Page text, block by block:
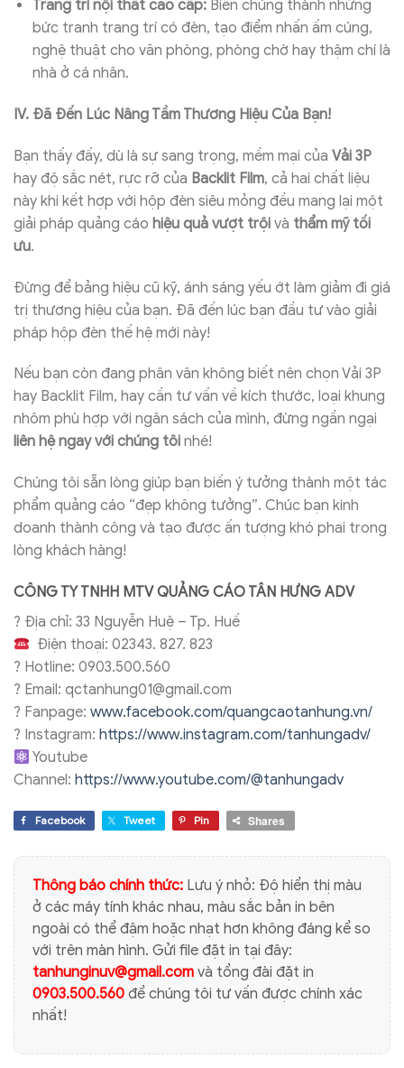
Trang trí nội thất cao cấp:Biến chúng thành những
bức tranh trang trí có đèn, tạo điểm nhấn ấm cúng,
nghệ thuật cho văn phòng, phòng chờ hay thậm chí là
nhà ở cá nhân.
IV. Đã Đến Lúc Nâng Tầm Thương Hiệu Của Bạn!
Bạn thấy đấy, dù là sự sang trọng, mềm mại của Vải 3P
hay độ sắc nét, rực rỡ của Backlit Film, cả hai chất liệu
này khi kết hợp với hộp đèn siêu mỏng đều mang lại một
giải pháp quảng cáo hiệu quả vượt trội và thẩm mỹ tối
ưu.
Đừng để bảng hiệu cũ kỹ, ánh sáng yếu ớt làm giảm đi giá
trị thương hiệu của bạn. Đã đến lúc bạn đầu tư vào giải
pháp hộp đèn thế hệ mới này!
Nếu bạn còn đang phân vân không biết nên chọn Vải 3P
hay Backlit Film, hay cần tư vấn về kích thước, loại khung
nhôm phù hợp với ngân sách của mình, đừng ngần ngại
liên hệ ngay với chúng tôi nhé!
Chúng tôi sẵn lòng giúp bạn biến ý tưởng thành một tác
phẩm quảng cáo “đẹp không tưởng”. Chúc bạn kinh
doanh thành công và tạo được ấn tượng khó phai trong
lòng khách hàng!
CÔNG TY TNHH MTV QUẢNG CÁO TÂN HƯNG ADV
? Địa chỉ: 33 Nguyễn Huệ – Tp. Huế
Điện thoại: 02343. 827. 823
? Hotline: 0903.500.560
? Email: qctanhung01@gmail.com
? Fanpage: www.facebook.com/quangcaotanhung.vn/
? Instagram: https://www.instagram.com/tanhungadv/
Youtube
Channel: https://www.youtube.com/@tanhungadv
Facebook Tweet Pin Shares
Thông báo chính thức: Lưu ý nhỏ: Độ hiển thị màu
ở các máy tính khác nhau, màu sắc bản in bên
ngoài có thể đậm hoặc nhạt hơn không đáng kể so
với trên màn hình. Gửi file đặt in tại đây:
tanhunginuv@gmail.com và tổng đài đặt in
0903.500.560 để chúng tôi tư vấn được chính xác
nhất!